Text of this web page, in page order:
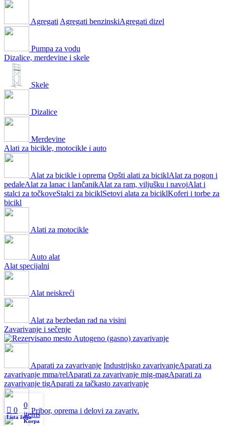
0
Lista želja
0
items
Korpa
Agregati Agregati benzinskiAgregati dizel
Pumpa za vodu
Dizalice, merdevine i skele
Skele
Dizalice
Merdevine
Alati za bicikle, motocikle i auto
Alat za bicikle i oprema Opšti alati za biciklAlat za pogon i
pedaleAlat za lanac i lančanikAlat za ram, viljušku i navojAlat i
stalci za točkoveStalci za biciklSetovi alata za biciklKoferi i torbe za
bicikl
Alati za motocikle
Auto alat
Alat specijalni
Alat neiskreći
Alat za bezbedan rad na visini
Zavarivanje i sečenje
Autogeno (gasno) zavarivanje
Aparati za zavarivanje Industrijsko zavarivanjeAparati za
zavarivanje mma/relAparati za zavarivanje mig-magAparati za
zavarivanje tigAparati za tačkasto zavarivanje
Pribor, oprema i delovi za zavariv.